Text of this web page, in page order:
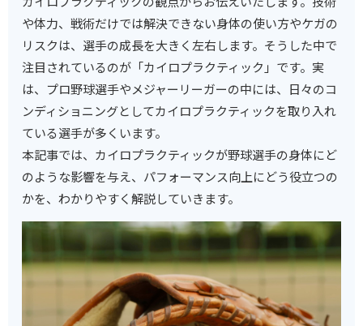
や体力、戦術だけでは解決できない身体の使い方やケガの
リスクは、選手の成長を大きく左右します。そうした中で
注目されているのが「カイロプラクティック」です。実
は、プロ野球選手やメジャーリーガーの中には、日々のコ
ンディショニングとしてカイロプラクティックを取り入れ
ている選手が多くいます。
本記事では、カイロプラクティックが野球選手の身体にど
のような影響を与え、パフォーマンス向上にどう役立つの
かを、わかりやすく解説していきます。